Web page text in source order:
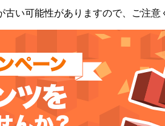
い可能性がありますので、ご注意